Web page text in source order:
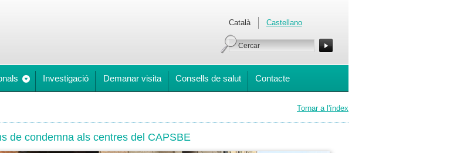
Català Castellano
Investigació Demanar visita Consells de salut Contacte
Tornar a l'índex
de condemna als centres del CAPSBE